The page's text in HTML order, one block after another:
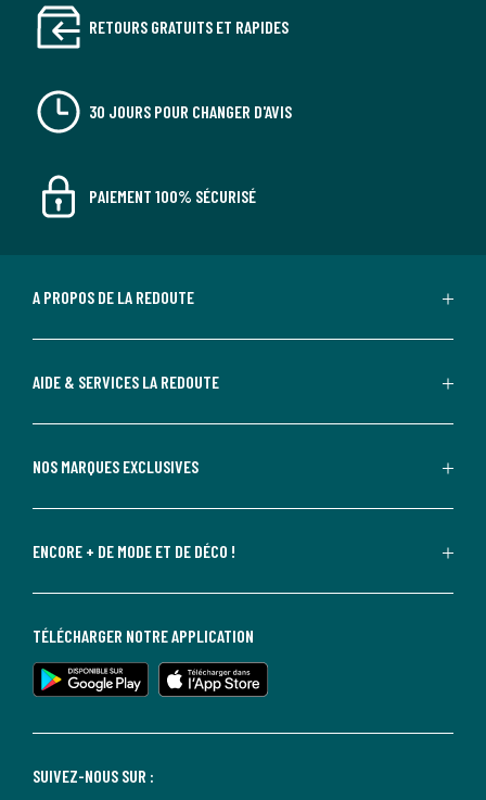
RETOURS GRATUITS ET RAPIDES
30 JOURS POUR CHANGER D'AVIS
PAIEMENT 100% SÉCURISÉ
A PROPOS DE LA REDOUTE
AIDE & SERVICES LA REDOUTE
NOS MARQUES EXCLUSIVES
ENCORE + DE MODE ET DE DÉCO !
SUIVEZ-NOUS SUR :
TÉLÉCHARGER NOTRE APPLICATION